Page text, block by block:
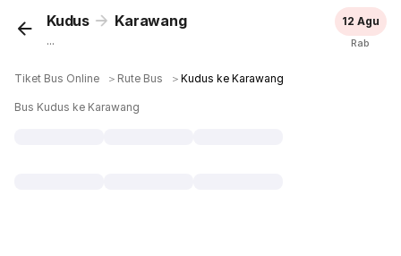
Kudus Karawang
...
12 Agu
Rab
Tiket Bus Online ＞ Rute Bus ＞Kudus ke Karawang
Bus Kudus ke Karawang